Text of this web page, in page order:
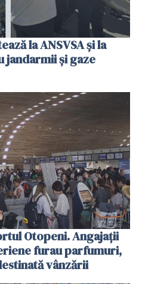
la ANSVSA și la
jandarmii și gaze
Otopeni. Angajații
furau parfumuri,
vânzării